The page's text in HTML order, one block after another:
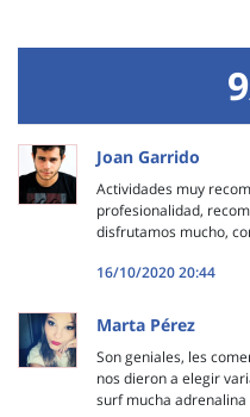
Joan Garrido
Actividades muy
profesionalidad,
disfrutamos mucho,
16/10/2020 20:44
Marta Pérez
Son geniales, les
nos dieron a elegir
surf mucha adrenalina